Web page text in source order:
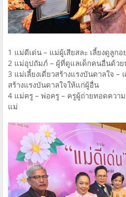
1 แม่ดีเด่น – แม่ผู้เสียสละ เลี้ยงดูลูกอ
2 แม่อุปถัมภ์ – ผู้ที่ดูแลเด็กคนอื่นด้วย
3 แม่เลี้ยงเดี่ยวสร้างแรงบันดาลใจ
สร้างแรงบันดาลใจให้แก่ผู้อื่น
4 แม่ครู – พ่อครู – ครูผู้ถ่ายทอดควา
แม่